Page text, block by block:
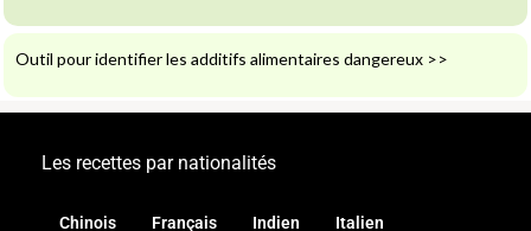
Outil pour identifier les additifs alimentaires dangereux >>
Les recettes par nationalités
Chinois Français Indien Italien